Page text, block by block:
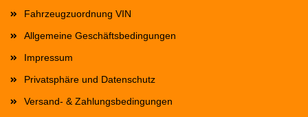
Fahrzeugzuordnung VIN
Allgemeine Geschäftsbedingungen
Impressum
Privatsphäre und Datenschutz
Versand- & Zahlungsbedingungen